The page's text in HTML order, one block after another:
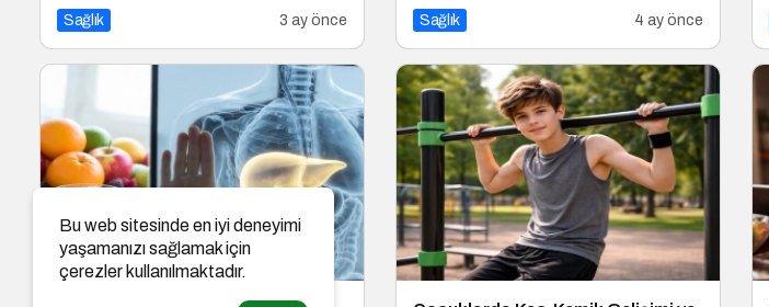
Sağlık 3 ay önce Sağlık 4 ay önce
Bu web sitesinde en iyi deneyimi
yaşamanızı sağlamak için
çerezler kullanılmaktadır.